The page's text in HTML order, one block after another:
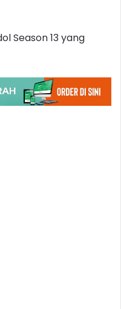
Season 13 yang